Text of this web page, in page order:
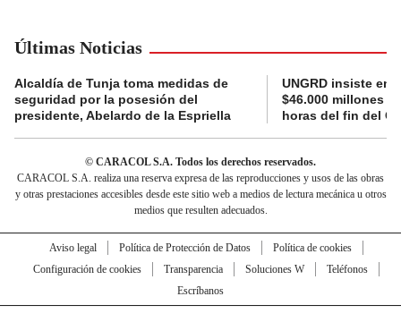
Últimas Noticias
Alcaldía de Tunja toma medidas de
seguridad por la posesión del
presidente, Abelardo de la Espriella
UNGRD insiste en
$46.000 millones
horas del fin del
© CARACOL S.A. Todos los derechos reservados.
CARACOL S.A. realiza una reserva expresa de las reproducciones y usos de las obras
y otras prestaciones accesibles desde este sitio web a medios de lectura mecánica u otros
medios que resulten adecuados.
Aviso legal Política de Protección de Datos
Política de cookies
Configuración de cookies
Transparencia Soluciones W
Teléfonos
Escríbanos